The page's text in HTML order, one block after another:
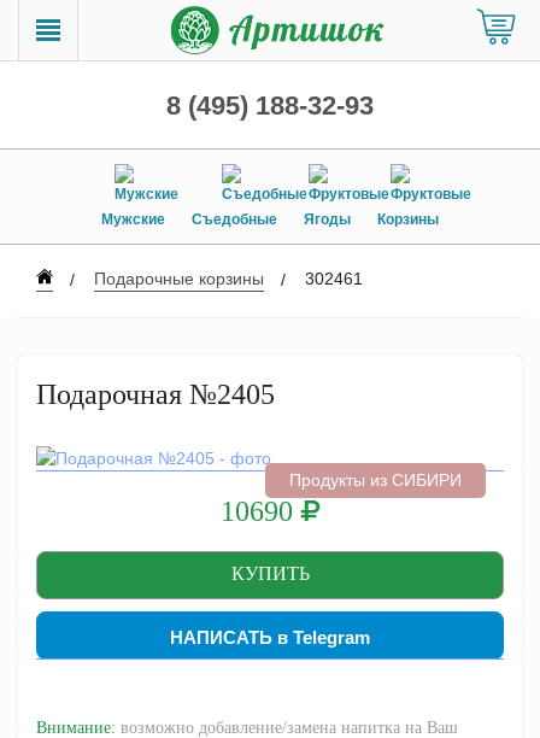
8 (495) 188-32-93
Мужские Съедобные Ягоды Корзины
Подарочные корзины 302461
Продукты из СИБИРИ
Подарочная №2405
10690
НАПИСАТЬ в Telegram
Внимание: возможно добавление/замена напитка на Ваш